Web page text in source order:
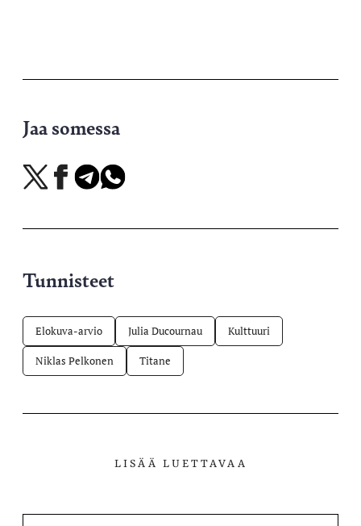
Jaa somessa
Jaa
X-
Jaa
Facebookissa
Jaa
Telegramissa
Jaa
WhatsAppissa
Tunnisteet
Elokuva-arvio Julia Ducournau Kulttuuri
Niklas Pelkonen Titane
LISÄÄ LUETTAVAA